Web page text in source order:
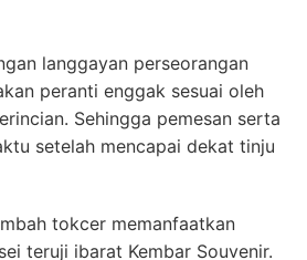
langgayan perseorangan
peranti enggak sesuai oleh
Sehingga pemesan serta
setelah mencapai dekat tinju
tokcer memanfaatkan
teruji ibarat Kembar Souvenir.